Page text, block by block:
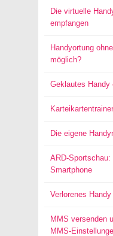
Die virtuelle
empfangen
Handyortung
möglich?
Geklautes Handy
Die eigene
ARD-
Smartphone
Verlorenes
MMS versenden
MMS-